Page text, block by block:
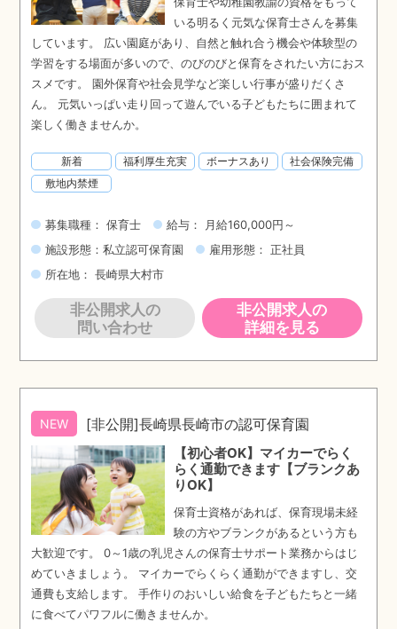
いる明るく元気な保育士さんを募集
しています。 広い園庭があり、自然と触れ合う機会や体験型の
学習をする場面が多いので、のびのびと保育をされたい方におス
スメです。 園外保育や社会見学など楽しい行事が盛りだくさ
ん。 元気いっぱい走り回って遊んでいる子どもたちに囲まれて
楽しく働きませんか。
新着 福利厚生充実 ボーナスあり
社会保険完備
敷地内禁煙
募集職種： 保育士
給与： 月給160,000円～
施設形態：私立認可保育園
雇用形態： 正社員
所在地： 長崎県大村市
非公開求人の
問い合わせ
非公開求人の
詳細を見る
NEW [非公開]長崎県長崎市の認可保育園
【初心者OK】マイカーでらく
らく通勤できます【ブランクあ
りOK】
保育士資格があれば、保育現場未経
験の方やブランクがあるという方も
大歓迎です。 0～1歳の乳児さんの保育士サポート業務からはじ
めていきましょう。 マイカーでらくらく通勤ができますし、交
通費も支給します。 手作りのおいしい給食を子どもたちと一緒
に食べてパワフルに働きませんか。